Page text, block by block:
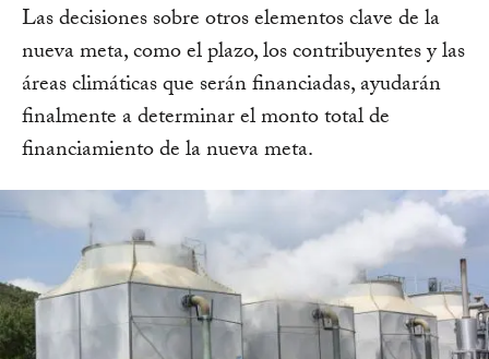
Las decisiones sobre otros elementos clave de la
nueva meta, como el plazo, los contribuyentes y las
áreas climáticas que serán financiadas, ayudarán
finalmente a determinar el monto total de
financiamiento de la nueva meta.